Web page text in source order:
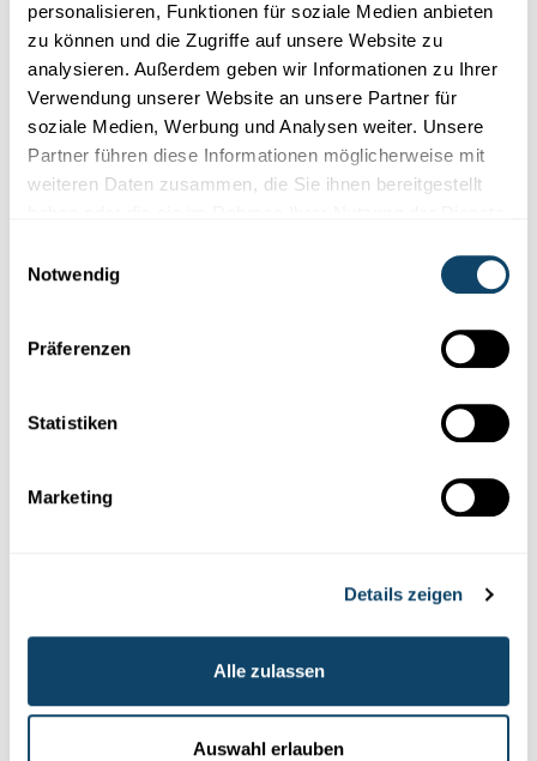
personalisieren, Funktionen für soziale Medien anbieten
zu können und die Zugriffe auf unsere Website zu
analysieren. Außerdem geben wir Informationen zu Ihrer
Verwendung unserer Website an unsere Partner für
soziale Medien, Werbung und Analysen weiter. Unsere
Partner führen diese Informationen möglicherweise mit
weiteren Daten zusammen, die Sie ihnen bereitgestellt
Notwendig
Präferenzen
Statistiken
Marketing
Details zeigen
Alle zulassen
Auswahl erlauben
GEODYNAMIK
En halleft Jorhonnert Miessungen zu
Lëtzebuerg
Wann et iergendwou op der Äerd rubbelt, da mierke mir dat
hei zu Lëtzebuerg.
Folgescience.lu
Netzwerken abgelehnt haben. Um sie zu
EINSTELLUNGEN ÄNDERN